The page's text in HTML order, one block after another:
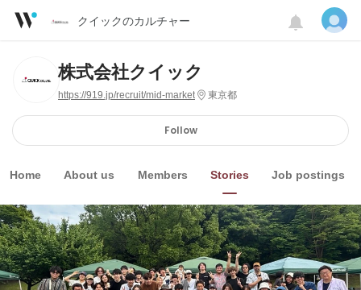
クイックのカルチャー
株式会社クイック
https://919.jp/recruit/mid-market 東京都
Follow
Home About us Members Stories Job postings